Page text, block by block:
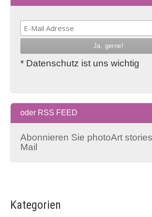
* Datenschutz ist uns wichtig
oder RSS FEED
Abonnieren Sie photoArt
Mail
Kategorien